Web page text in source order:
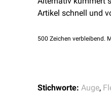
Artikel schnell und
500 Zeichen verbleibend.
Stichworte: Auge,